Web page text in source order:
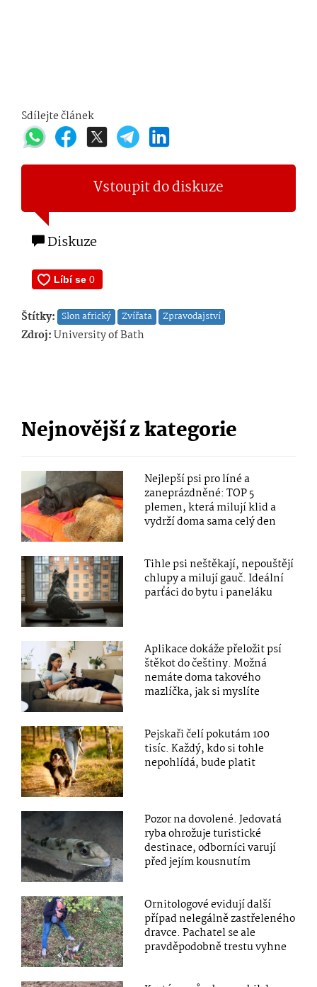
Sdílejte článek
Vstoupit do diskuze
Diskuze
Štítky: Slon africký Zvířata Zpravodajství
Zdroj:University of Bath
Nejnovější z kategorie
Nejlepší psi pro líné a
zaneprázdněné: TOP 5
plemen, která milují klid a
vydrží doma sama celý den
Tihle psi neštěkají, nepouštějí
chlupy a milují gauč. Ideální
parťáci do bytu i paneláku
Aplikace dokáže přeložit psí
štěkot do češtiny. Možná
nemáte doma takového
mazlíčka, jak si myslíte
Pejskaři čelí pokutám 100
tisíc. Každý, kdo si tohle
nepohlídá, bude platit
Pozor na dovolené. Jedovatá
ryba ohrožuje turistické
destinace, odborníci varují
před jejím kousnutím
Ornitologové evidují další
případ nelegálně zastřeleného
dravce. Pachatel se ale
pravděpodobně trestu vyhne